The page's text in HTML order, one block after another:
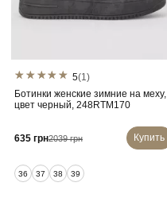
5(1)
Ботинки женские зимние на меху,
цвет черный, 248RTM170
635 грн2039 грн Купить
36 37 38 39